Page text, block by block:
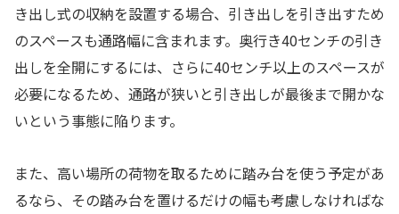
き出し式の収納を設置する場合、引き出しを引き出すため
のスペースも通路幅に含まれます。奥行き40センチの引き
出しを全開にするには、さらに40センチ以上のスペースが
必要になるため、通路が狭いと引き出しが最後まで開かな
いという事態に陥ります。
また、高い場所の荷物を取るために踏み台を使う予定があ
るなら、その踏み台を置けるだけの幅も考慮しなければな